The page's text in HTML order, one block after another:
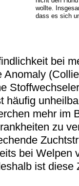
wollte.
dass es sich
bei
häufig
mehr im
zu
bei Welpen
ist diese